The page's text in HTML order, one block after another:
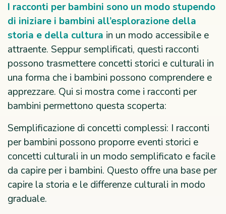
I racconti per bambini sono un modo stupendo
di iniziare i bambini all’esplorazione della
storia e della cultura in un modo accessibile e
attraente. Seppur semplificati, questi racconti
possono trasmettere concetti storici e culturali in
una forma che i bambini possono comprendere e
apprezzare. Qui si mostra come i racconti per
bambini permettono questa scoperta:
Semplificazione di concetti complessi: I racconti
per bambini possono proporre eventi storici e
concetti culturali in un modo semplificato e facile
da capire per i bambini. Questo offre una base per
capire la storia e le differenze culturali in modo
graduale.